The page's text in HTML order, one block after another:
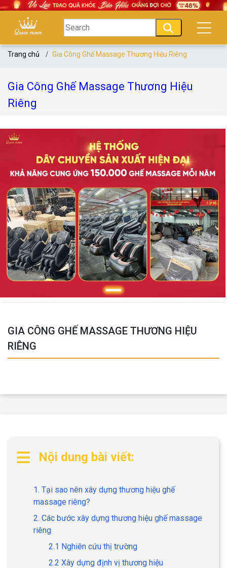
Trang chủ Gia Công Ghế Massage Thương Hiệu Riêng
Gia Công Ghế Massage Thương Hiệu
Riêng
GIA CÔNG GHẾ MASSAGE THƯƠNG HIỆU
RIÊNG
Nội dung bài viết:
1. Tại sao nên xây dựng thương hiệu ghế
massage riêng?
2. Các bước xây dựng thương hiệu ghế massage
riêng
2.1 Nghiên cứu thị trường
2.2 Xây dựng định vị thương hiệu